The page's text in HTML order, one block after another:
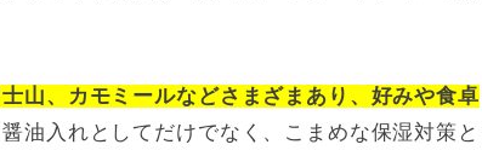
山、カモミールなどさまざまあり、好みや食卓
油入れとしてだけでなく、こまめな保湿対策と